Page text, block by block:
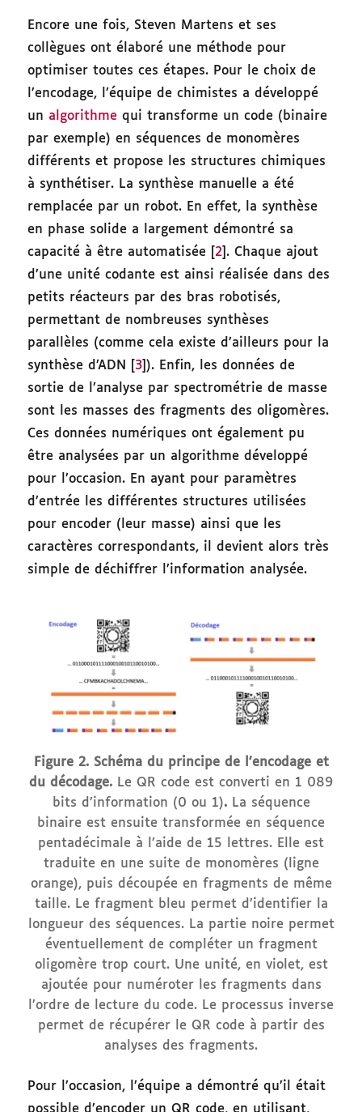
Encore une fois, Steven Martens et ses
collègues ont élaboré une méthode pour
optimiser toutes ces étapes. Pour le choix de
l’encodage, l’équipe de chimistes a développé
un algorithme qui transforme un code (binaire
par exemple) en séquences de monomères
différents et propose les structures chimiques
à synthétiser. La synthèse manuelle a été
remplacée par un robot. En effet, la synthèse
en phase solide a largement démontré sa
capacité à être automatisée [ 2 ]. Chaque ajout
d’une unité codante est ainsi réalisée dans des
petits réacteurs par des bras robotisés,
permettant de nombreuses synthèses
parallèles (comme cela existe d’ailleurs pour la
synthèse d’ADN [ 3 ]). Enfin, les données de
sortie de l’analyse par spectrométrie de masse
sont les masses des fragments des oligomères.
Ces données numériques ont également pu
être analysées par un algorithme développé
pour l’occasion. En ayant pour paramètres
d’entrée les différentes structures utilisées
pour encoder (leur masse) ainsi que les
caractères correspondants, il devient alors très
simple de déchiffrer l’information analysée.
Figure 2. Schéma du principe de l’encodage et
du décodage. Le QR code est converti en 1 089
bits d’information (0 ou 1).La séquence
binaire est ensuite transformée en séquence
pentadécimale à l’aide de 15 lettres. Elle est
traduite en une suite de monomères (ligne
orange), puis découpée en fragments de même
taille. Le fragment bleu permet d’identifier la
longueur des séquences. La partie noire permet
éventuellement de compléter un fragment
oligomère trop court. Une unité, en violet, est
ajoutée pour numéroter les fragments dans
l’ordre de lecture du code. Le processus inverse
permet de récupérer le QR code à partir des
analyses des fragments.
Pour l’occasion, l’équipe a démontré qu’il était
possible d’encoder un QR code, en utilisant,